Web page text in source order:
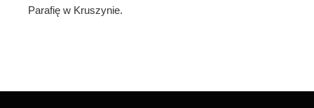
Parafię w Kruszynie.